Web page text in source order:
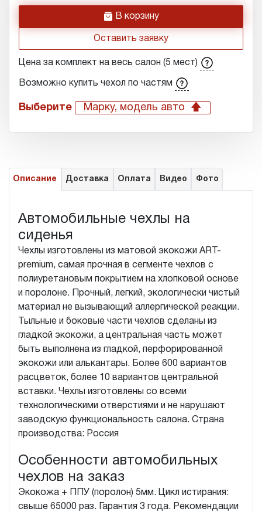
h В корзину
Оставить заявку
Цена за комплект на весь салон (5 мест)
Возможно купить чехол по частям
Выберите Марку, модель авто
Описание Доставка Оплата Видео Фото
Автомобильные чехлы на
сиденья
Чехлы изготовлены из матовой экокожи ART-
premium, самая прочная в сегменте чехлов с
полиуретановым покрытием на хлопковой основе
и поролоне. Прочный, легкий, экологически чистый
материал не вызывающий аллергической реакции.
Тыльные и боковые части чехлов сделаны из
гладкой экокожи, а центральная часть может
быть выполнена из гладкой, перфорированной
экокожи или алькантары. Более 600 вариантов
расцветок, более 10 вариантов центральной
вставки. Чехлы изготовлены со всеми
технологическими отверстиями и не нарушают
заводскую функциональность салона. Страна
производства: Россия
Особенности автомобильных
чехлов на заказ
Экокожа + ППУ (поролон) 5мм. Цикл истирания:
свыше 65000 раз. Гарантия 3 года. Рекомендации